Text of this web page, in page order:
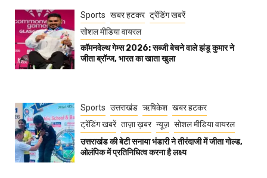
Sports खबर हटकर ट्रेंडिंग खबरें
सोशल मीडिया वायरल
कॉमनवेल्थ गेम्स 2026: सब्जी बेचने वाले झंडू कुमार ने
जीता ब्रॉन्ज, भारत का खाता खुला
Sports उत्तराखंड ऋषिकेश खबर हटकर
ट्रेंडिंग खबरें ताज़ा ख़बर न्यूज़ सोशल मीडिया वायरल
उत्तराखंड की बेटी सनाया भंडारी ने तीरंदाजी में जीता गोल्ड,
ओलंपिक में प्रतिनिधित्व करना है लक्ष्य